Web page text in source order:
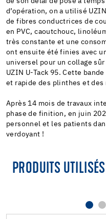
d’opération, on a utilisé
de fibres conductrices de
en PVC, caoutchouc,
très constante et une
ont ensuite été finies avec
universel pour un collage
UZIN U-Tack 95. Cette
et rapide des plinthes et des
Après 14 mois de travaux
phase de finition, en juin
personnel et les patients
verdoyant !
PRODUITS UTILISÉS